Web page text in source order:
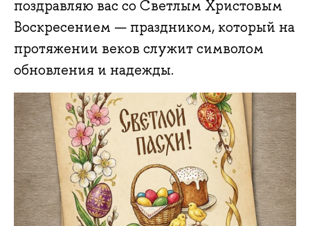
поздравляю вас со Светлым Христовым
Воскресением — праздником, который на
протяжении веков служит символом
обновления и надежды.